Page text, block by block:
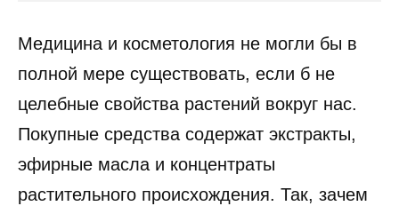
Медицина и косметология не могли бы в
полной мере существовать, если б не
целебные свойства растений вокруг нас.
Покупные средства содержат экстракты,
эфирные масла и концентраты
растительного происхождения. Так, зачем